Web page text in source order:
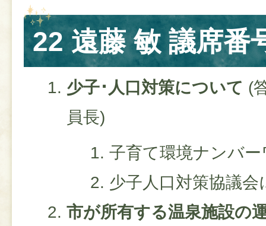
22 遠藤 敏 議席番
少子･人口対策について (
員長)
子育て環境ナンバ
少子人口対策協議会
市が所有する温泉施設の